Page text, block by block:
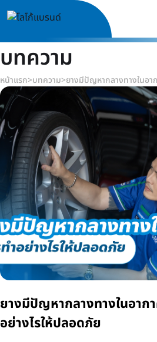
บทความ
หน้าแรก>บทความ>
ยางมีปัญหากลางทางในอาก
อย่างไรให้ปลอดภัย